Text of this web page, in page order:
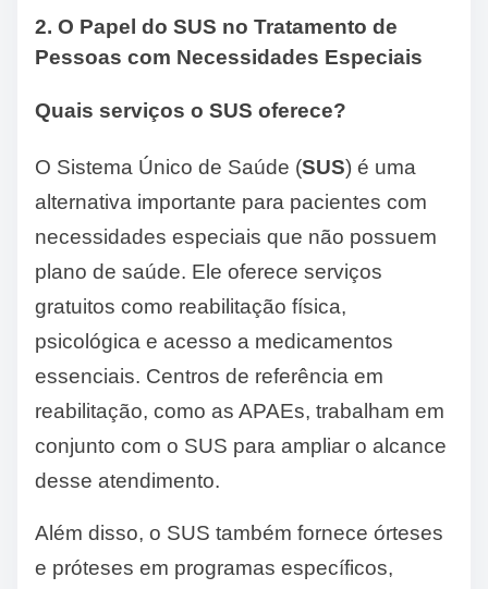
2. O Papel do SUS no Tratamento de
Pessoas com Necessidades Especiais
Quais serviços o SUS oferece?
O Sistema Único de Saúde (SUS) é uma
alternativa importante para pacientes com
necessidades especiais que não possuem
plano de saúde. Ele oferece serviços
gratuitos como reabilitação física,
psicológica e acesso a medicamentos
essenciais. Centros de referência em
reabilitação, como as APAEs, trabalham em
conjunto com o SUS para ampliar o alcance
desse atendimento.
Além disso, o SUS também fornece órteses
e próteses em programas específicos,